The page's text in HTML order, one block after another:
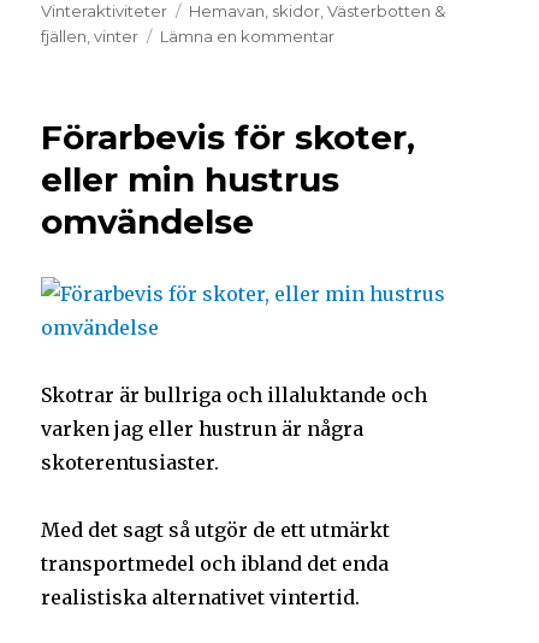
Vinteraktiviteter
Hemavan skidor ,Västerbotten &
fjällen ,vinter Lämna en kommentar
Förarbevis för skoter,
eller min hustrus
omvändelse
Skotrar är bullriga och illaluktande och
varken jag eller hustrun är några
skoterentusiaster.
Med det sagt så utgör de ett utmärkt
transportmedel och ibland det enda
realistiska alternativet vintertid.